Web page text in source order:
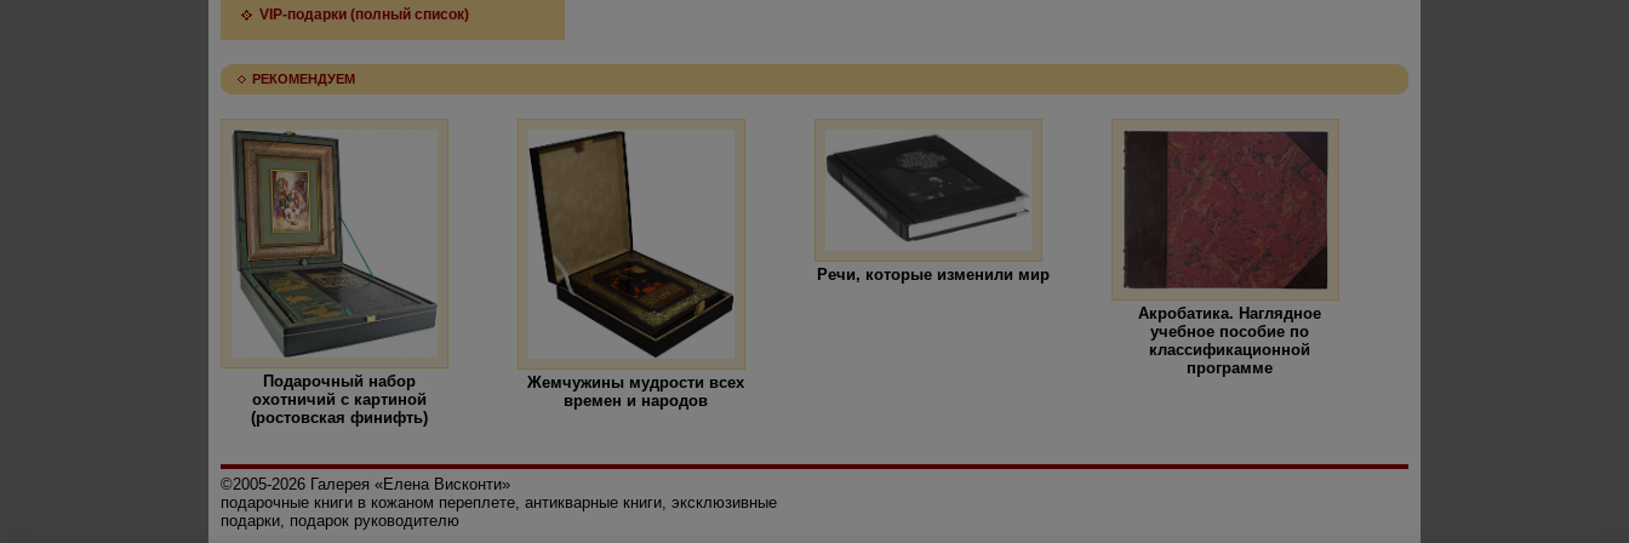
VIP-подарки (полный список)
РЕКОМЕНДУЕМ
Подарочный набор
охотничий с картиной
(ростовская финифть)
Жемчужины мудрости всех
времен и народов
Речи, которые изменили мир
Акробатика. Наглядное
учебное пособие по
классификационной
программе
©2005-2026 Галерея «Елена Висконти»
подарочные книги в кожаном переплете, антикварные книги, эксклюзивные
подарки, подарок руководителю